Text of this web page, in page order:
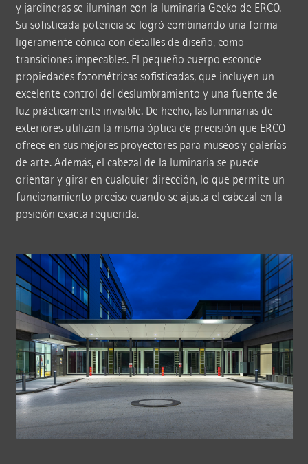
y jardineras se iluminan con la luminaria Gecko de ERCO.
Su sofisticada potencia se logró combinando una forma
ligeramente cónica con detalles de diseño, como
transiciones impecables. El pequeño cuerpo esconde
propiedades fotométricas sofisticadas, que incluyen un
excelente control del deslumbramiento y una fuente de
luz prácticamente invisible. De hecho, las luminarias de
exteriores utilizan la misma óptica de precisión que ERCO
ofrece en sus mejores proyectores para museos y galerías
de arte. Además, el cabezal de la luminaria se puede
orientar y girar en cualquier dirección, lo que permite un
funcionamiento preciso cuando se ajusta el cabezal en la
posición exacta requerida.